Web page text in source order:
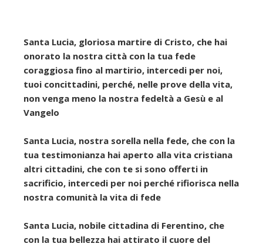
Santa Lucia, gloriosa martire di Cristo, che hai
onorato la nostra città con la tua fede
coraggiosa fino al martirio, intercedi per noi,
tuoi concittadini, perché, nelle prove della vita,
non venga meno la nostra fedeltà a Gesù e al
Vangelo
Santa Lucia, nostra sorella nella fede, che con la
tua testimonianza hai aperto alla vita cristiana
altri cittadini, che con te si sono offerti in
sacrificio, intercedi per noi perché rifiorisca nella
nostra comunità la vita di fede
Santa Lucia, nobile cittadina di Ferentino, che
con la tua bellezza hai attirato il cuore del